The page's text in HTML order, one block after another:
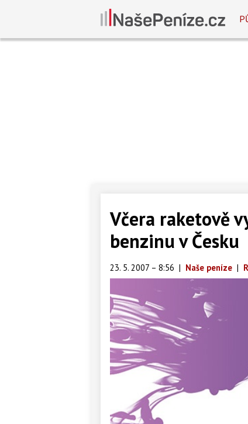
Včera raketově
benzinu v Česku
23. 5. 2007 – 8:56 | Naše peníze |